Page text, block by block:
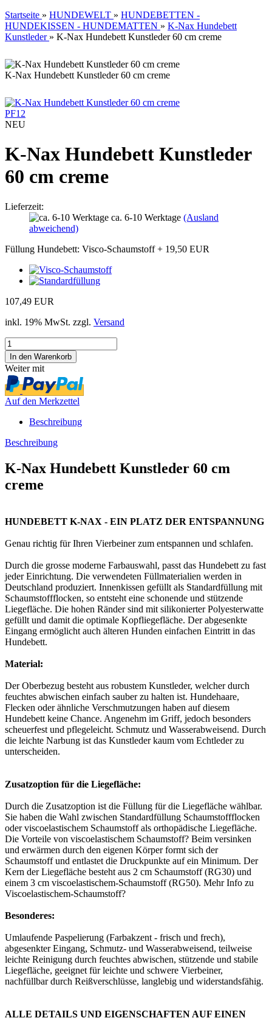
Startseite » HUNDEWELT » HUNDEBETTEN -
HUNDEKISSEN - HUNDEMATTEN » K-Nax Hundebett
Kunstleder » K-Nax Hundebett Kunstleder 60 cm creme
K-Nax Hundebett Kunstleder 60 cm creme
PF12
NEU
K-Nax Hundebett Kunstleder
60 cm creme
Lieferzeit:
ca. 6-10 Werktage (Ausland
abweichend)
Füllung Hundebett: Visco-Schaumstoff + 19,50 EUR
107,49 EUR
inkl. 19% MwSt. zzgl. Versand
Weiter mit
Auf den Merkzettel
Beschreibung
Beschreibung
K-Nax Hundebett Kunstleder 60 cm
creme
HUNDEBETT K-NAX - EIN PLATZ DER ENTSPANNUNG
Genau richtig für Ihren Vierbeiner zum entspannen und schlafen.
Durch die grosse moderne Farbauswahl, passt das Hundebett zu fast
jeder Einrichtung. Die verwendeten Füllmaterialien werden in
Deutschland produziert. Innenkissen gefüllt als Standardfüllung mit
Schaumstoffflocken, so entsteht eine schonende und stützende
Liegefläche. Die hohen Ränder sind mit silikonierter Polyesterwatte
gefüllt und damit die optimale Kopfliegefläche. Der abgesenkte
Eingang ermöglicht auch älteren Hunden einfachen Eintritt in das
Hundebett.
Material:
Der Oberbezug besteht aus robustem Kunstleder, welcher durch
feuchtes abwischen einfach sauber zu halten ist. Hundehaare,
Flecken oder ähnliche Verschmutzungen haben auf diesem
Hundebett keine Chance. Angenehm im Griff, jedoch besonders
scheuerfest und pflegeleicht. Schmutz und Wasserabweisend. Durch
die leichte Narbung ist das Kunstleder kaum vom Echtleder zu
unterscheiden.
Zusatzoption für die Liegefläche:
Durch die Zusatzoption ist die Füllung für die Liegefläche wählbar.
Sie haben die Wahl zwischen Standardfüllung Schaumstoffflocken
oder viscoelastischem Schaumstoff als orthopädische Liegefläche.
Die Vorteile von viscoelastischem Schaumstoff? Beim versinken
und erwärmen durch den eigenen Körper formt sich der
Schaumstoff und entlastet die Druckpunkte auf ein Minimum. Der
Kern der Liegefläche besteht aus 2 cm Schaumstoff (RG30) und
einem 3 cm viscoelastischem-Schaumstoff (RG50). Mehr Info zu
Viscoelastischem-Schaumstoff?
Besonderes:
Umlaufende Paspelierung (Farbakzent - frisch und frech),
abgesenkter Eingang, Schmutz- und Wasserabweisend, teilweise
leichte Reinigung durch feuchtes abwischen, stützende und stabile
Liegefläche, geeignet für leichte und schwere Vierbeiner,
nachfüllbar durch Reißverschlüsse, langlebig und widerstandsfähig.
ALLE DETAILS UND EIGENSCHAFTEN AUF EINEN